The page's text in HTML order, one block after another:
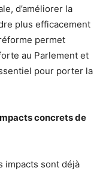
d’améliorer la
plus efficacement
permet
au Parlement et
pour porter la
concrets de
impacts sont déjà